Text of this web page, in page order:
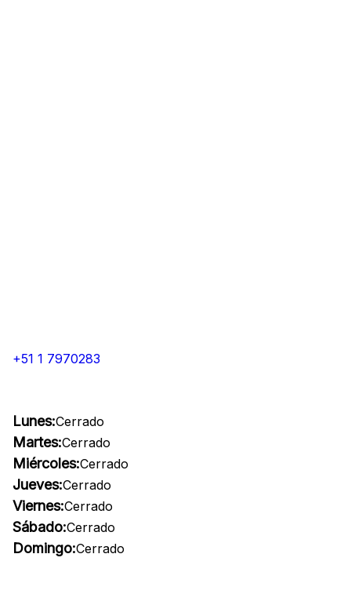
+51 1 7970283
Lunes:Cerrado
Martes:Cerrado
Miércoles:Cerrado
Jueves:Cerrado
Viernes:Cerrado
Sábado:Cerrado
Domingo:Cerrado